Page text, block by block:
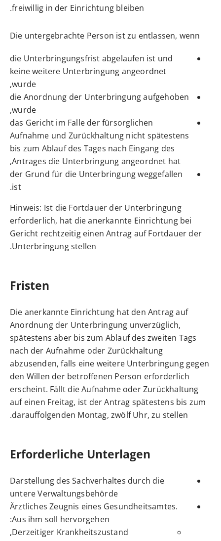
freiwillig in der Einrichtung bleiben.
Die untergebrachte Person ist zu entlassen, wenn
die Unterbringungsfrist abgelaufen ist und
keine weitere Unterbringung angeordnet
wurde,
die Anordnung der Unterbringung aufgehoben
wurde,
das Gericht im Falle der fürsorglichen
Aufnahme und Zurückhaltung nicht spätestens
bis zum Ablauf des Tages nach Eingang des
Antrages die Unterbringung angeordnet hat,
der Grund für die Unterbringung weggefallen
ist.
Hinweis: Ist die Fortdauer der Unterbringung
erforderlich, hat die anerkannte Einrichtung bei
Gericht rechtzeitig einen Antrag auf Fortdauer der
Unterbringung stellen.
Fristen
Die anerkannte Einrichtung hat den Antrag auf
Anordnung der Unterbringung unverzüglich,
spätestens aber bis zum Ablauf des zweiten Tags
nach der Aufnahme oder Zurückhaltung
abzusenden, falls eine weitere Unterbringung gegen
den Willen der betroffenen Person erforderlich
erscheint. Fällt die Aufnahme oder Zurückhaltung
auf einen Freitag, ist der Antrag spätestens bis zum
darauffolgenden Montag, zwölf Uhr, zu stellen.
Erforderliche Unterlagen
Darstellung des Sachverhaltes durch die
untere Verwaltungsbehörde
Ärztliches Zeugnis eines Gesundheitsamtes.
Aus ihm soll hervorgehen:
Derzeitiger Krankheitszustand,